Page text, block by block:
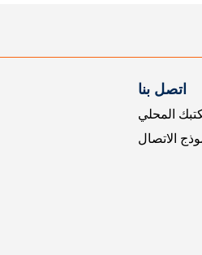
اتصل بنا
المحلي
الاتصال